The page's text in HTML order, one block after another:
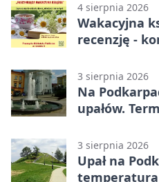
4 sierpnia 2026
Wakacyjna
recenzję -
3 sierpnia 2026
Na
upałów.
3 sierpnia 2026
Upał na
temperatura